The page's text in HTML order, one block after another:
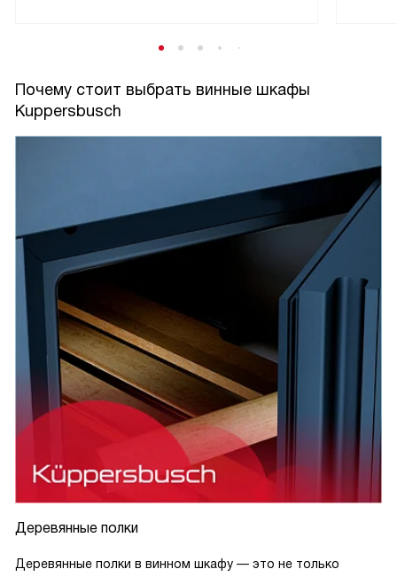
Почему стоит выбрать винные шкафы
Kuppersbusch
Деревянные полки
Деревянные полки в винном шкафу — это не только